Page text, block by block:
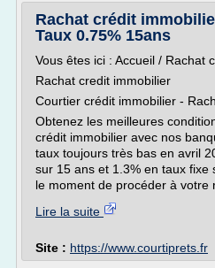
Rachat crédit
Taux 0.75% 15ans
Vous êtes ici : Accueil / Rachat
Rachat credit immobilier
Courtier crédit immobilier -
Obtenez les meilleures
crédit immobilier avec nos
taux toujours très bas en avril
sur 15 ans et 1.3% en taux fixe
le moment de procéder à votre
Lire la suite
Site : https://www.courtiprets.fr